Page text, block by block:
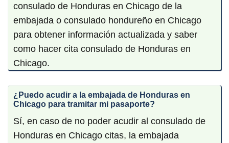
consulado de Honduras en Chicago de la
embajada o consulado hondureño en Chicago
para obtener información actualizada y saber
como hacer cita consulado de Honduras en
Chicago.
¿Puedo acudir a la embajada de Honduras en
Chicago para tramitar mi pasaporte?
Sí, en caso de no poder acudir al consulado de
Honduras en Chicago citas, la embajada